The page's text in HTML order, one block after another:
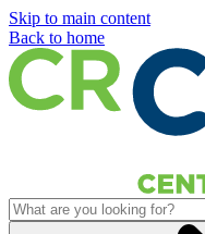
Skip to main content
Back to home